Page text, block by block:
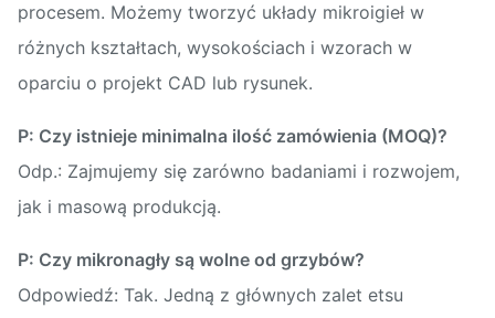
procesem. Możemy tworzyć układy mikroigieł w
różnych kształtach, wysokościach i wzorach w
oparciu o projekt CAD lub rysunek.
P: Czy istnieje minimalna ilość zamówienia (MOQ)?
Odp.: Zajmujemy się zarówno badaniami i rozwojem,
jak i masową produkcją.
P: Czy mikronagły są wolne od grzybów?
Odpowiedź: Tak. Jedną z głównych zalet etsu